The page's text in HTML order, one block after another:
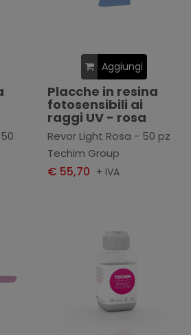
Aggiungi
Placche in resina
fotosensibili ai
raggi UV - rosa
Revor Light Rosa - 50 pz
Techim Group
€ 55,70 + IVA